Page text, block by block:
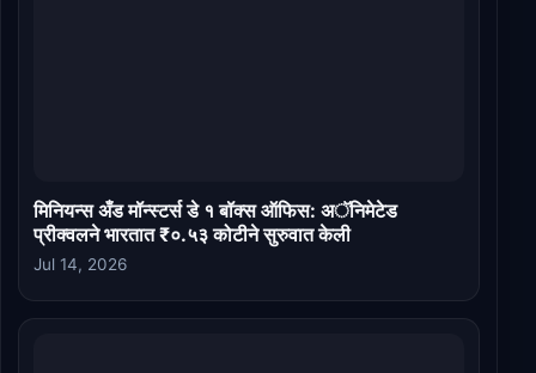
मिनियन्स अँड मॉन्स्टर्स डे १ बॉक्स ऑफिस: अॅनिमेटेड
प्रीक्वलने भारतात ₹०.५३ कोटीने सुरुवात केली
Jul 14, 2026